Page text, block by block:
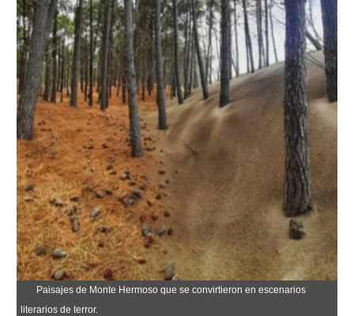
Paisajes de Monte Hermoso que se convirtieron en escenarios
literarios de terror.